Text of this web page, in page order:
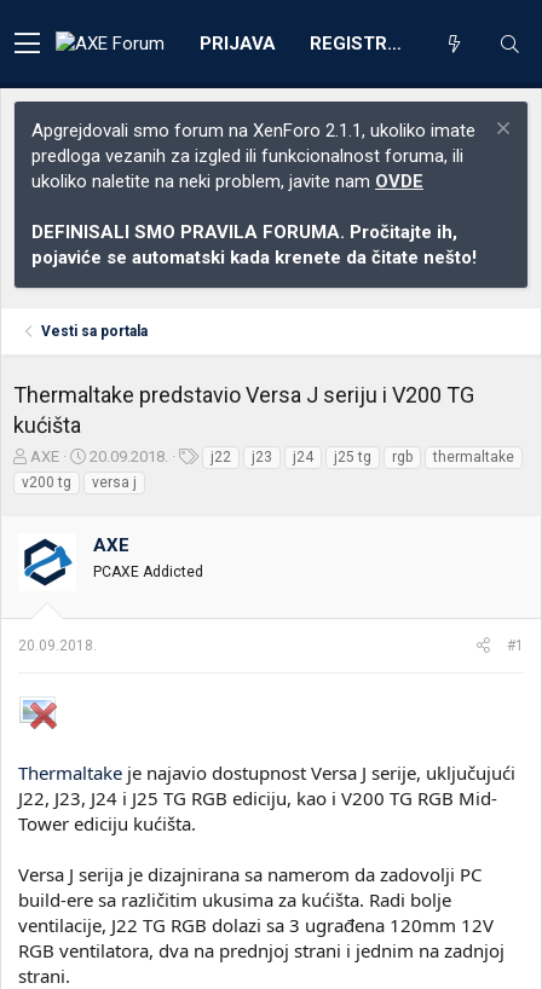
PRIJAVA REGISTRACIJA
Apgrejdovali smo forum na XenForo 2.1.1, ukoliko imate
predloga vezanih za izgled ili funkcionalnost foruma, ili
ukoliko naletite na neki problem, javite nam OVDE
DEFINISALI SMO PRAVILA FORUMA. Pročitajte ih,
pojaviće se automatski kada krenete da čitate nešto!
Vesti sa portala
Thermaltake predstavio Versa J seriju i V200 TG
kućišta
Z
a
č
t
n
e
e
AXE
D
a
t
m
p
e
20.09.2018.
e
j22 j23 j24 j25 tg rgb
thermaltake
v200 tg
versa j
AXE
PCAXE Addicted
20.09.2018. #1
Thermaltake je najavio dostupnost Versa J serije, uključujući
J22, J23, J24 i J25 TG RGB ediciju, kao i V200 TG RGB Mid-
Tower ediciju kućišta.
Versa J serija je dizajnirana sa namerom da zadovolji PC
build-ere sa različitim ukusima za kućišta. Radi bolje
ventilacije, J22 TG RGB dolazi sa 3 ugrađena 120mm 12V
RGB ventilatora, dva na prednjoj strani i jednim na zadnjoj
strani.